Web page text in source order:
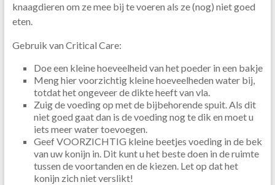
knaagdieren om ze mee bij te voeren als ze (nog) niet goed
eten.
Gebruik van Critical Care:
Doe een kleine hoeveelheid van het poeder in een bakje
Meng hier voorzichtig kleine hoeveelheden water bij,
totdat het ongeveer de dikte heeft van vla.
Zuig de voeding op met de bijbehorende spuit. Als dit
niet goed gaat dan is de voeding nog te dik en moet u
iets meer water toevoegen.
Geef VOORZICHTIG kleine beetjes voeding in de bek
van uw konijn in. Dit kunt u het beste doen in de ruimte
tussen de voortanden en de kiezen. Let op dat het
konijn zich niet verslikt!